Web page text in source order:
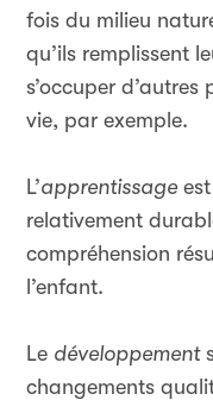
fois du milieu
qu’ils remplissent
s’occuper
vie, par exemple.
L’apprentissage
relativement
compréhension
l’enfant.
Le développement
changements